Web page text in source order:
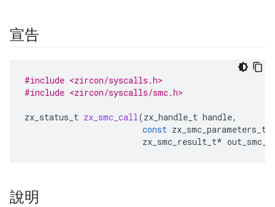
宣告
#include <zircon/syscalls.h>
#include <zircon/syscalls/smc.h>
zx_status_t zx_smc_call(zx_handle_t handle,
const zx_smc_parameters_t
zx_smc_result_t*
說明